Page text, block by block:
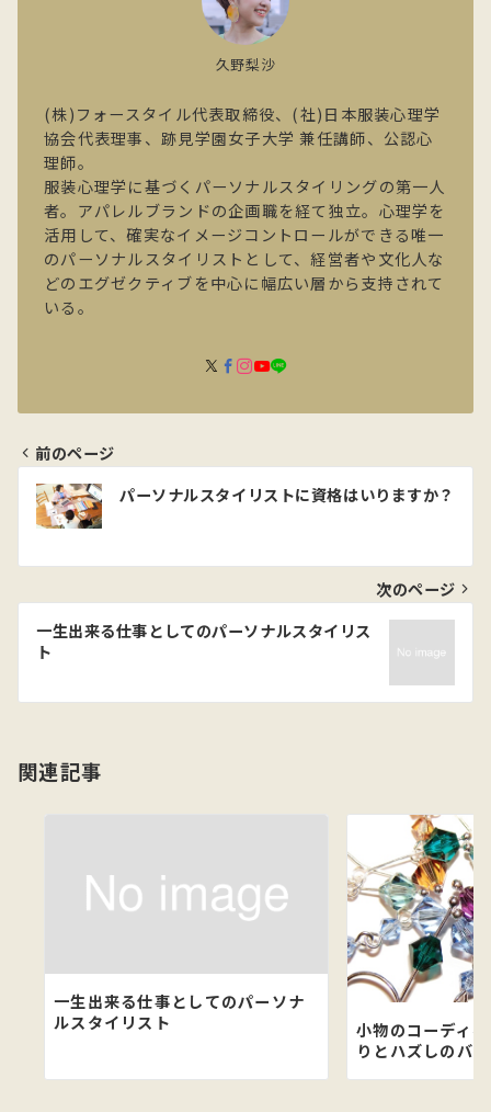
久野梨沙
(株)フォースタイル代表取締役、(社)日本服装心理学
協会代表理事、跡見学園女子大学 兼任講師、公認心
理師。
服装心理学に基づくパーソナルスタイリングの第一人
者。アパレルブランドの企画職を経て独立。心理学を
活用して、確実なイメージコントロールができる唯一
のパーソナルスタイリストとして、経営者や文化人な
どのエグゼクティブを中心に幅広い層から支持されて
いる。
投
稿
ナ
ビ
ゲ
ー
シ
ン
前のページ
パーソナルスタイリストに資格はいりますか？
次のページ
一生出来る仕事としてのパーソナルスタイリス
ト
関連記事
一生出来る仕事としてのパーソナ
ルスタイリスト
小物のコーディ
りとハズしのバ